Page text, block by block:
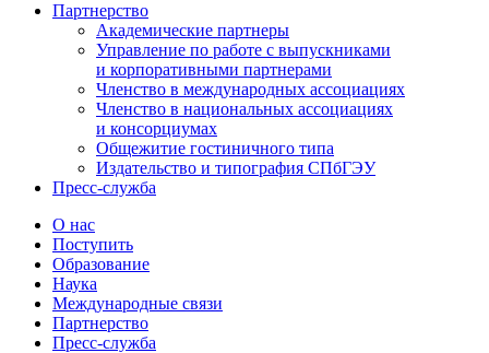
Партнерство
Академические партнеры
Управление по работе с выпускниками
и корпоративными партнерами
Членство в международных ассоциациях
Членство в национальных ассоциациях
и консорциумах
Общежитие гостиничного типа
Издательство и типография СПбГЭУ
Пресс-служба
О нас
Поступить
Образование
Наука
Международные связи
Партнерство
Пресс-служба